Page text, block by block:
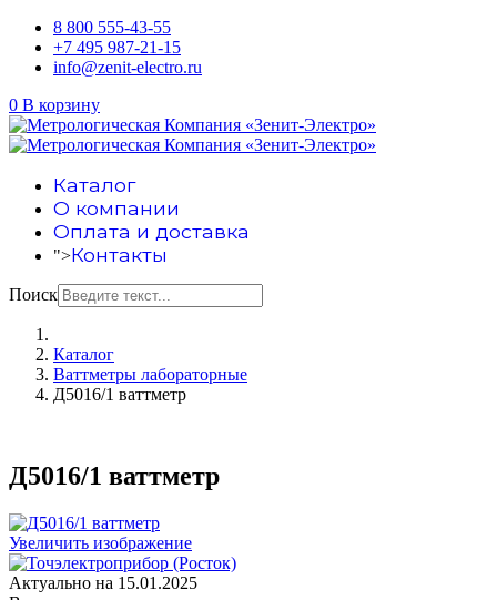
8 800 555-43-55
+7 495 987-21-15
info@zenit-electro.ru
0 В корзину
Каталог
О компании
Оплата и доставка
">Контакты
Поиск
Каталог
Ваттметры лабораторные
Д5016/1 ваттметр
Д5016/1 ваттметр
Увеличить изображение
Актуально на 15.01.2025